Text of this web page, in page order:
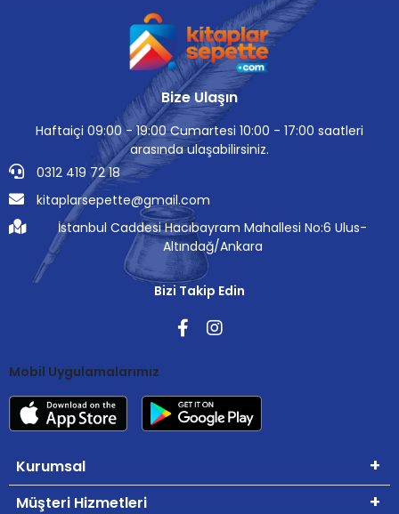
Bize Ulaşın
Haftaiçi 09:00 - 19:00 Cumartesi 10:00 - 17:00 saatleri
arasında ulaşabilirsiniz.
0312 419 72 18
kitaplarsepette@gmail.com
İstanbul Caddesi Hacıbayram Mahallesi No:6 Ulus-
Altındağ/Ankara
Bizi Takip Edin
Mobil Uygulamalarımız
Kurumsal
Müşteri Hizmetleri